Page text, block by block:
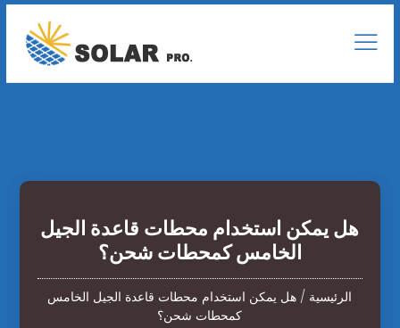
هل يمكن استخدام محطات قاعدة الجيل
الخامس كمحطات شحن؟
الرئيسية / هل يمكن استخدام محطات قاعدة الجيل الخامس
كمحطات شحن؟